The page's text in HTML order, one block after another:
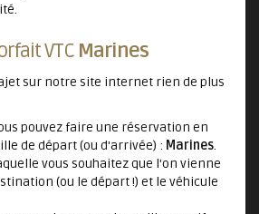
VTC Marines
sur notre site internet rien de plus
pouvez faire une réservation en
de départ (ou d'arrivée) : Marines.
vous souhaitez que l'on vienne
(ou le départ !) et le véhicule